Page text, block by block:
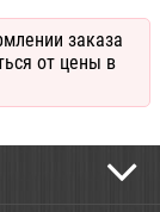
заказа
от цены в